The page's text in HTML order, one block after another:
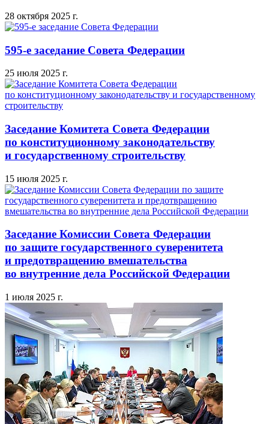
28 октября 2025 г.
595-е заседание Совета Федерации
25 июля 2025 г.
Заседание Комитета Совета Федерации
по конституционному законодательству
и государственному строительству
15 июля 2025 г.
Заседание Комиссии Совета Федерации
по защите государственного суверенитета
и предотвращению вмешательства
во внутренние дела Российской Федерации
1 июля 2025 г.